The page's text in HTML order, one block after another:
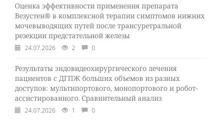
Оценка эффективности применения препарата
Везустен® в комплексной терапии симптомов нижних
мочевыводящих путей после трансуретральной
резекции предстательной железы
24.07.2026 2 0
Результаты эндовидеохирургического лечения
пациентов с ДГПЖ больших объемов из разных
доступов: мультипортового, монопортового и робот-
ассистированного. Сравнительный анализ
24.07.2026 1 0